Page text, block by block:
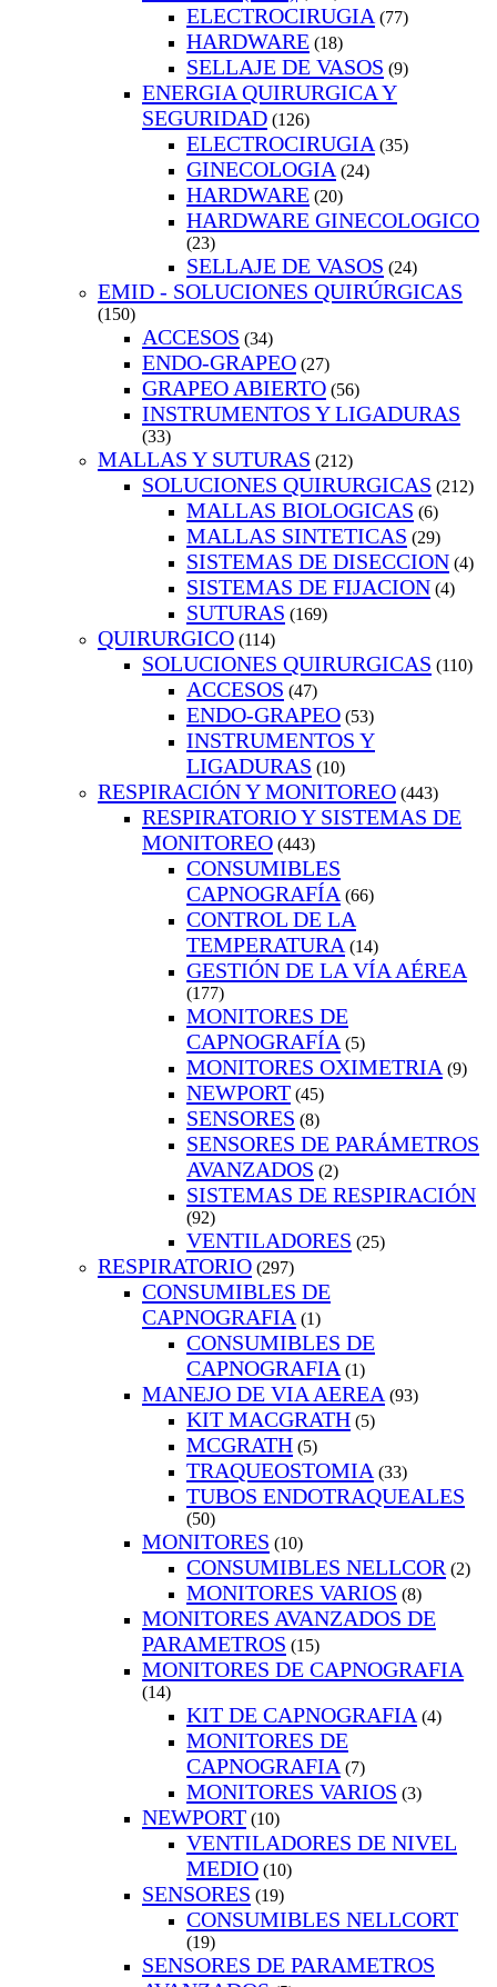
ELECTROCIRUGIA (77)
HARDWARE (18)
SELLAJE DE VASOS (9)
ENERGIA QUIRURGICA Y
SEGURIDAD (126)
ELECTROCIRUGIA (35)
GINECOLOGIA (24)
HARDWARE (20)
HARDWARE GINECOLOGICO
(23)
SELLAJE DE VASOS (24)
EMID - SOLUCIONES QUIRÚRGICAS
(150)
ACCESOS (34)
ENDO-GRAPEO (27)
GRAPEO ABIERTO (56)
INSTRUMENTOS Y LIGADURAS
(33)
MALLAS Y SUTURAS (212)
SOLUCIONES QUIRURGICAS (212)
MALLAS BIOLOGICAS (6)
MALLAS SINTETICAS (29)
SISTEMAS DE DISECCION (4)
SISTEMAS DE FIJACION (4)
SUTURAS (169)
QUIRURGICO (114)
SOLUCIONES QUIRURGICAS (110)
ACCESOS (47)
ENDO-GRAPEO (53)
INSTRUMENTOS Y
LIGADURAS (10)
RESPIRACIÓN Y MONITOREO (443)
RESPIRATORIO Y SISTEMAS DE
MONITOREO (443)
CONSUMIBLES
CAPNOGRAFÍA (66)
CONTROL DE LA
TEMPERATURA (14)
GESTIÓN DE LA VÍA AÉREA
(177)
MONITORES DE
CAPNOGRAFÍA (5)
MONITORES OXIMETRIA (9)
NEWPORT (45)
SENSORES (8)
SENSORES DE PARÁMETROS
AVANZADOS (2)
SISTEMAS DE RESPIRACIÓN
(92)
VENTILADORES (25)
RESPIRATORIO (297)
CONSUMIBLES DE
CAPNOGRAFIA (1)
CONSUMIBLES DE
CAPNOGRAFIA (1)
MANEJO DE VIA AEREA (93)
KIT MACGRATH (5)
MCGRATH (5)
TRAQUEOSTOMIA (33)
TUBOS ENDOTRAQUEALES
(50)
MONITORES (10)
CONSUMIBLES NELLCOR (2)
MONITORES VARIOS (8)
MONITORES AVANZADOS DE
PARAMETROS (15)
MONITORES DE CAPNOGRAFIA
(14)
KIT DE CAPNOGRAFIA (4)
MONITORES DE
CAPNOGRAFIA (7)
MONITORES VARIOS (3)
NEWPORT (10)
VENTILADORES DE NIVEL
MEDIO (10)
SENSORES (19)
CONSUMIBLES NELLCORT
(19)
SENSORES DE PARAMETROS